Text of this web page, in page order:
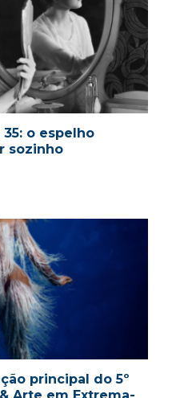
o espelho
sozinho
principal do 5º